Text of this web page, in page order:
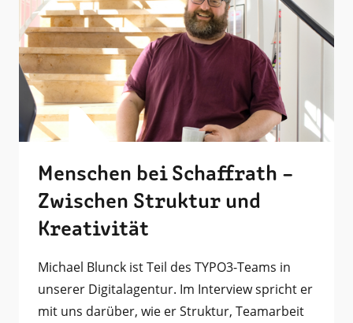
Geschafft by Schaffrath
Kluges aus der Branche
Offsetdruck Vorstufe
Nachhaltigkeit Weiterverarbeitung
AWS Künstliche Intelligenz
App-Entwicklung Web-Entwicklung
SOLOXIO® TYPO3 mobio
Menschen bei Schaffrath –
Zwischen Struktur und
Kreativität
Michael Blunck ist Teil des TYPO3-Teams in
unserer Digitalagentur. Im Interview spricht er
mit uns darüber, wie er Struktur, Teamarbeit